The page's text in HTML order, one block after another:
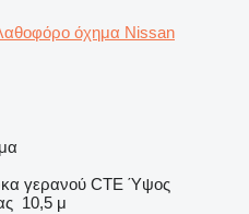
όχημα Nissan
γερανού CTE Ύψος
10,5 μ